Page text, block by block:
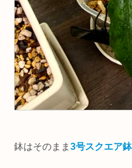
鉢はそのまま 3号スクエア鉢